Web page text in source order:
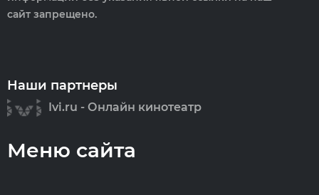
сайт запрещено.
Наши партнеры
Ivi.ru - Онлайн кинотеатр
Меню сайта